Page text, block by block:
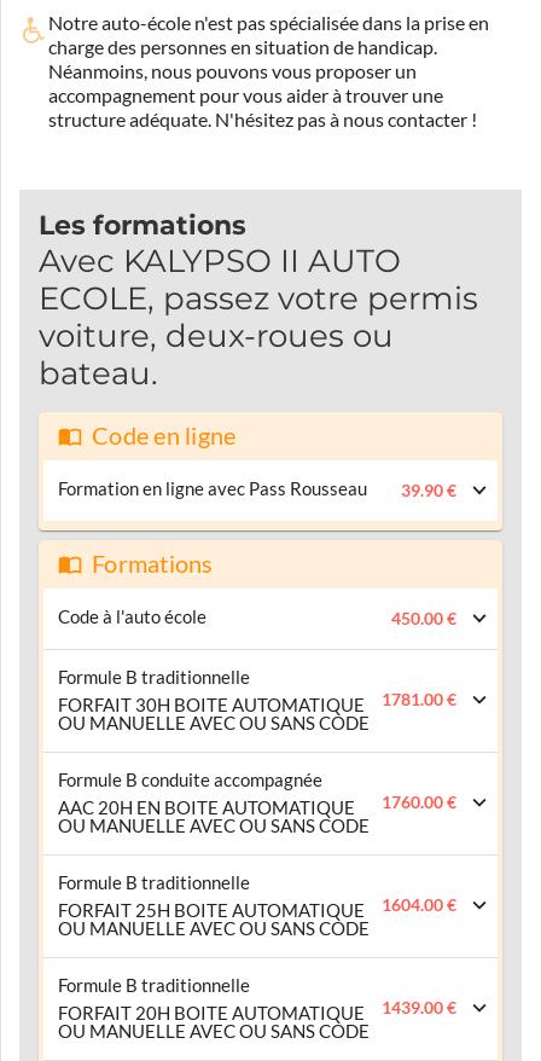
Notre auto-école n'est pas spécialisée dans la prise en
charge des personnes en situation de handicap.
Néanmoins, nous pouvons vous proposer un
accompagnement pour vous aider à trouver une
structure adéquate. N'hésitez pas à nous contacter !
Les formations
Avec KALYPSO II AUTO
ECOLE, passez votre permis
voiture, deux-roues ou
bateau.
Code en ligne
Formation en ligne avec Pass Rousseau 39.90 €
Formations
Code à l'auto école 450.00 €
Formule B traditionnelle
FORFAIT 30H BOITE AUTOMATIQUE
OU MANUELLE AVEC OU SANS CODE
1781.00 €
Formule B conduite accompagnée
AAC 20H EN BOITE AUTOMATIQUE
OU MANUELLE AVEC OU SANS CODE
1760.00 €
Formule B traditionnelle
FORFAIT 25H BOITE AUTOMATIQUE
OU MANUELLE AVEC OU SANS CODE
1604.00 €
Formule B traditionnelle
FORFAIT 20H BOITE AUTOMATIQUE
OU MANUELLE AVEC OU SANS CODE
1439.00 €